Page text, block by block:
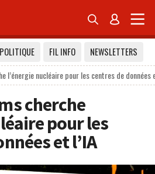
 
POLITIQUE FIL INFO
NEWSLETTERS
l’énergie nucléaire pour les centres de données
cherche
pour les
et l’IA